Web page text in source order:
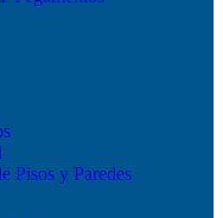
Pisos y Paredes